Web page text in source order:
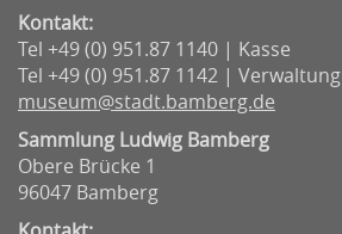
Kontakt:
Tel +49 (0) 951.87 1140 | Kasse
Tel +49 (0) 951.87 1142 | Verwaltung
museum@stadt.bamberg.de
Sammlung Ludwig Bamberg
Obere Brücke 1
96047 Bamberg